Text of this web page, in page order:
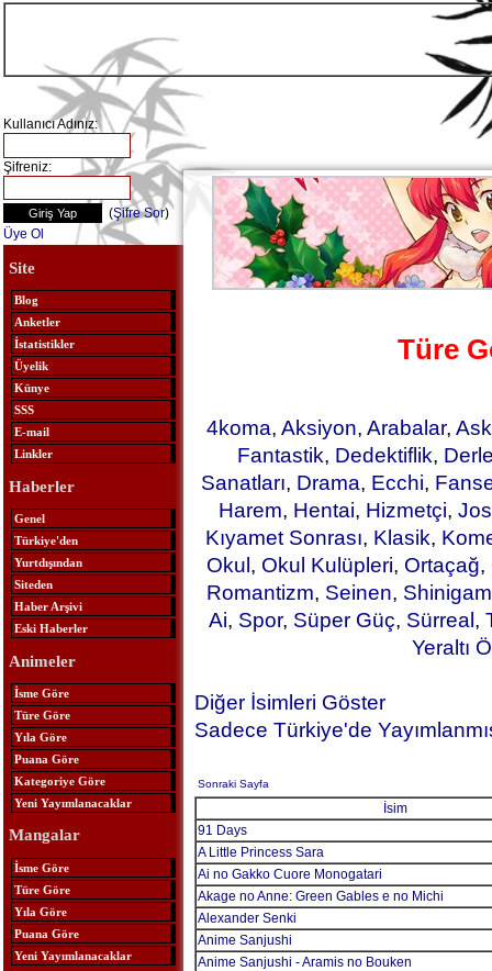
Kullanıcı Adınız:
Şifreniz:
(Şifre Sor)
Üye Ol
Site
Blog
Anketler
İstatistikler
Üyelik
Künye
SSS
E-mail
Linkler
Haberler
Genel
Türkiye'den
Yurtdışından
Siteden
Haber Arşivi
Eski Haberler
Animeler
İsme Göre
Türe Göre
Yıla Göre
Puana Göre
Kategoriye Göre
Yeni Yayımlanacaklar
Mangalar
İsme Göre
Türe Göre
Yıla Göre
Puana Göre
Yeni Yayımlanacaklar
Türe
4koma, Aksiyon, Arabalar,
Fantastik, Dedektiflik,
Sanatları, Drama, Ecchi,
Harem, Hentai, Hizmetçi,
Kıyamet Sonrası, Klasik,
Okul , Okul Kulüpleri, Ortaçağ,
Romantizm, Seinen,
Ai, Spor, Süper Güç, Sürreal ,
Yeraltı
Diğer İsimleri Göster
Sadece Türkiye'de
Sonraki Sayfa
İsim
91 Days
A Little Princess Sara
Ai no Gakko Cuore Monogatari
Akage no Anne: Green Gables e no Michi
Alexander Senki
Anime Sanjushi
Anime Sanjushi - Aramis no Bouken